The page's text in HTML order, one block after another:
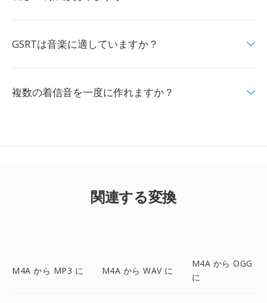
GSRTは音楽に適していますか？
複数の着信音を一度に作れますか？
関連する変換
M4A から MP3 に M4A から WAV に
M4A から OGG
に